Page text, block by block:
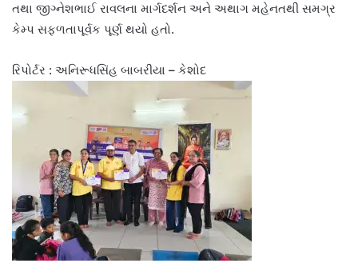
તથા જીગ્નેશભાઈ રાવલના માર્ગદર્શન અને અથાગ મહેનતથી સમગ્ર
કેમ્પ સફળતાપૂર્વક પૂર્ણ થયો હતો.
રિપોર્ટર : અનિરૂધસિંહ બાબરીયા – કેશોદ